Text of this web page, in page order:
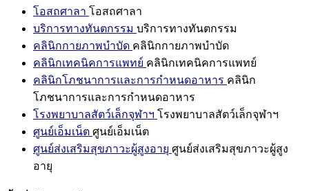
โอสถศาลา โอสถศาลา
บริการทางทันตกรรม บริการทางทันตกรรม
คลินิกกายภาพบำบัด คลินิกกายภาพบำบัด
คลินิกเทคนิคการแพทย์ คลินิกเทคนิคการแพทย์
คลินิกโภชนาการและการกำหนดอาหาร คลินิก
โภชนาการและการกำหนดอาหาร
โรงพยาบาลสัตว์เล็กจุฬาฯ โรงพยาบาลสัตว์เล็กจุฬาฯ
ศูนย์เอ็มเน็ต ศูนย์เอ็มเน็ต
ศูนย์ส่งเสริมสุขภาวะผู้สูงอายุ ศูนย์ส่งเสริมสุขภาวะผู้สูง
อายุ